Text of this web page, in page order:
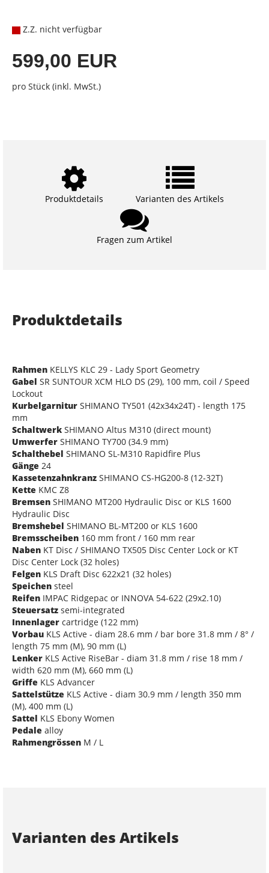
Z.Z. nicht verfügbar
599,00 EUR
pro Stück (inkl. MwSt.)
Produktdetails Varianten des Artikels
Fragen zum Artikel
Produktdetails
Rahmen KELLYS KLC 29 - Lady Sport Geometry
Gabel SR SUNTOUR XCM HLO DS (29), 100 mm, coil / Speed
Lockout
Kurbelgarnitur SHIMANO TY501 (42x34x24T) - length 175
mm
Schaltwerk SHIMANO Altus M310 (direct mount)
Umwerfer SHIMANO TY700 (34.9 mm)
Schalthebel SHIMANO SL-M310 Rapidfire Plus
Gänge 24
Kassetenzahnkranz SHIMANO CS-HG200-8 (12-32T)
Kette KMC Z8
Bremsen SHIMANO MT200 Hydraulic Disc or KLS 1600
Hydraulic Disc
Bremshebel SHIMANO BL-MT200 or KLS 1600
Bremsscheiben 160 mm front / 160 mm rear
Naben KT Disc / SHIMANO TX505 Disc Center Lock or KT
Disc Center Lock (32 holes)
Felgen KLS Draft Disc 622x21 (32 holes)
Speichen steel
Reifen IMPAC Ridgepac or INNOVA 54-622 (29x2.10)
Steuersatz semi-integrated
Innenlager cartridge (122 mm)
Vorbau KLS Active - diam 28.6 mm / bar bore 31.8 mm / 8° /
length 75 mm (M), 90 mm (L)
Lenker KLS Active RiseBar - diam 31.8 mm / rise 18 mm /
width 620 mm (M), 660 mm (L)
Griffe KLS Advancer
Sattelstütze KLS Active - diam 30.9 mm / length 350 mm
(M), 400 mm (L)
Sattel KLS Ebony Women
Pedale alloy
Rahmengrössen M / L
Varianten des Artikels